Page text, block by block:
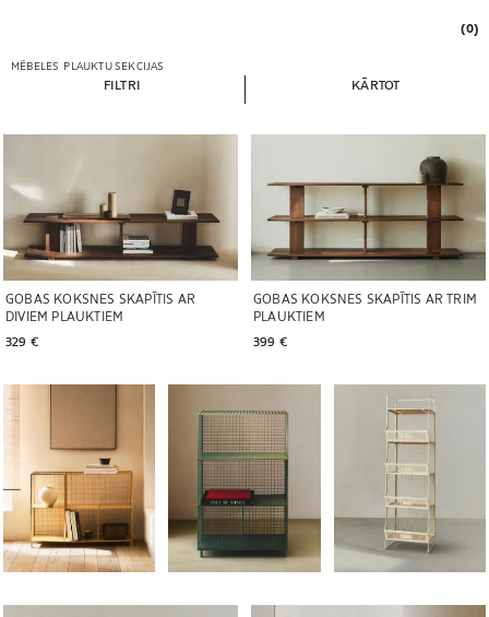
(0)
MĒBELES PLAUKTU SEKCIJAS
FILTRI KĀRTOT
GOBAS KOKSNES SKAPĪTIS AR
DIVIEM PLAUKTIEM
329 €
GOBAS KOKSNES SKAPĪTIS AR TRIM
PLAUKTIEM
399 €
Attēls mainīts uz 1 no 6 Attēls mainīts uz 1 no 6 Attēls mainīts uz 1 no 6
Attēls mainīts uz 1 no 6 Attēls mainīts uz 1 no 6